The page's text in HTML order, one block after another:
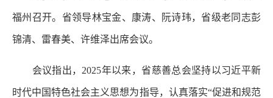
福州召开。省领导林宝金、康涛、阮诗玮，省级老同志彭
锦清、雷春美、许维泽出席会议。
会议指出，2025年以来，省慈善总会坚持以习近平新
时代中国特色社会主义思想为指导，认真落实“促进和规范